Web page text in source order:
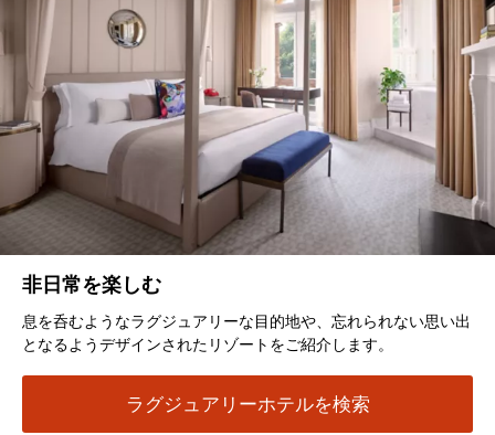
非日常を楽しむ
息を呑むようなラグジュアリーな目的地や、忘れられない思い出
となるようデザインされたリゾートをご紹介します。
ラグジュアリーホテルを検索